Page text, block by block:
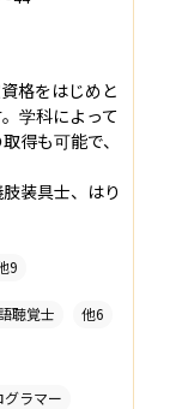
格をはじめと
学科によって
得も可能で、
装具士、はり
9
聴覚士 他6
グラマー